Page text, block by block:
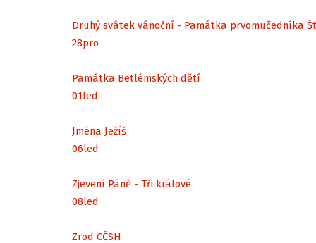
Druhý svátek vánoční - Památka prvomučedníka
28pro
Památka Betlémských dětí
01led
Jména Ježíš
06led
Zjevení Páně - Tři králové
08led
Zrod CČSH